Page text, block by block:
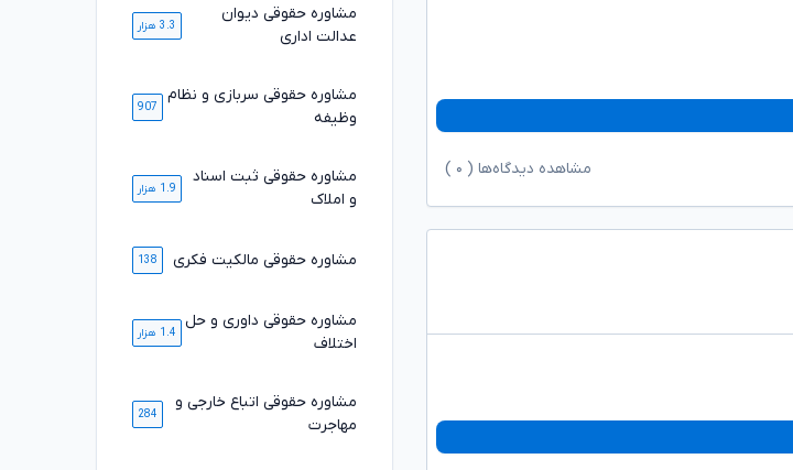
مشاهده دیدگاه‌ها ( ۰
مشاوره حقوقی دیوان
عدالت اداری
3.3 هزار
مشاوره حقوقی سربازی و نظام
وظیفه
907
مشاوره حقوقی ثبت اسناد
و املاک
1.9 هزار
مشاوره حقوقی مالکیت فکری 138
مشاوره حقوقی داوری و حل
اختلاف
1.4 هزار
مشاوره حقوقی اتباع خارجی و
مهاجرت
284